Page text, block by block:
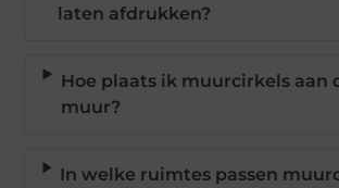
laten afdrukken?
Hoe plaats ik muurcirkels aan
muur?
In welke ruimtes passen